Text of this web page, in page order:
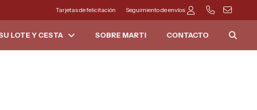
Tarjetas de felicitación Seguimiento de envíos
LOTE Y CESTA SOBRE MARTI CONTACTO